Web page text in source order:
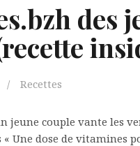
des
Recettes
jeune couple vante les
Une dose de vitamines